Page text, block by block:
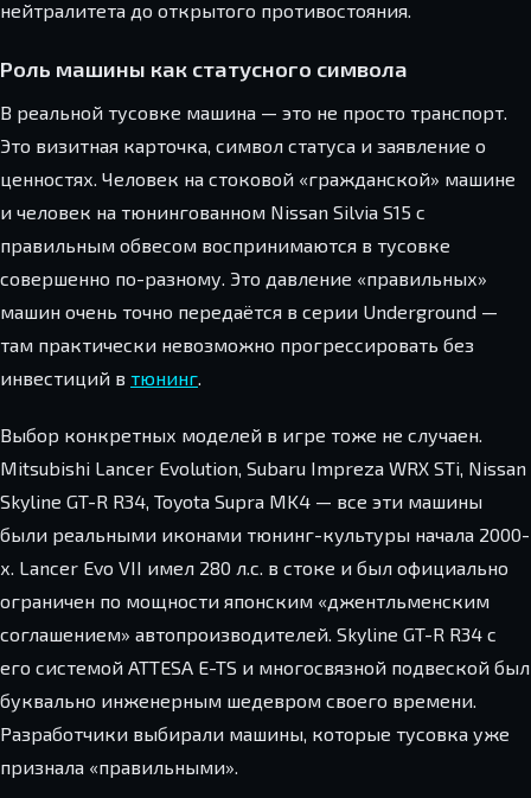
нейтралитета до открытого противостояния.
Роль машины как статусного символа
В реальной тусовке машина — это не просто транспорт.
Это визитная карточка, символ статуса и заявление о
ценностях. Человек на стоковой «гражданской» машине
и человек на тюнингованном Nissan Silvia S15 с
правильным обвесом воспринимаются в тусовке
совершенно по-разному. Это давление «правильных»
машин очень точно передаётся в серии Underground —
там практически невозможно прогрессировать без
инвестиций в тюнинг.
Выбор конкретных моделей в игре тоже не случаен.
Mitsubishi Lancer Evolution, Subaru Impreza WRX STi, Nissan
Skyline GT-R R34, Toyota Supra MK4 — все эти машины
были реальными иконами тюнинг-культуры начала 2000-
х. Lancer Evo VII имел 280 л.с. в стоке и был официально
ограничен по мощности японским «джентльменским
соглашением» автопроизводителей. Skyline GT-R R34 с
его системой ATTESA E-TS и многосвязной подвеской был
буквально инженерным шедевром своего времени.
Разработчики выбирали машины, которые тусовка уже
признала «правильными».